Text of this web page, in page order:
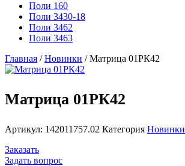
Поли 160
Поли 3430-18
Поли 3462
Поли 3463
Главная /Новинки / Матрица 01РК42
Матрица 01РК42
Артикул: 142011757.02 Категория Новинки
Заказать
Задать вопрос